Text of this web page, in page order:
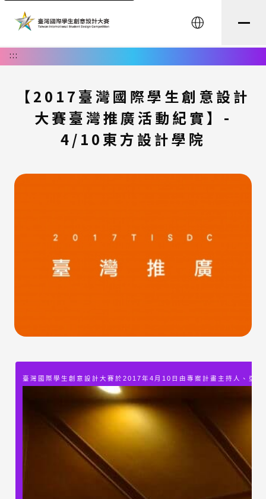
English
:::
【2017臺灣國際學生創意設計
大賽臺灣推廣活動紀實】-
4/10東方設計學院
臺灣國際學生創意設計大賽於2017年4月10日由專案計畫主持人、亞